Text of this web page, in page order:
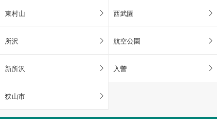
東村山 西武園
所沢 航空公園
新所沢 入曽
狭山市